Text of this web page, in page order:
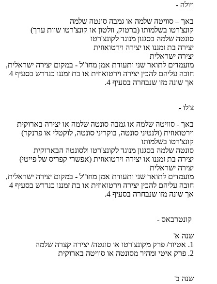
ויולה -
באך – סוויטה שלמה או גמבה סונטה שלמה
קונצ'רטו בשלמותו (ברטוק, וולטון או קונצ'רטו שוות ערך)
סונטה שלמה בסגנון מנוגד לקונצ'רטו
יצירה בת זמננו או יצירה וירטואוזית
יצירה ישראלית
מועמדים לתואר שני ותעודת אמן מחו"ל - במקום יצירה ישראלית,
חובה עליהם להכין יצירה וירטואוזית או בת זמננו כנדרש בסעיף 4
אך שונה מזו שנבחרה בסעיף 4.
צ'לו -
באך - סוויטה שלמה או גמבה סונטה שלמה או יצירה בארוקית
וירטואוזית (ולנטיני סונטה, בוקריני סונטה, לוקטלי או פרנקר)
קונצ'רטו בשלמותו
סונטה שלמה בסגנון מנוגד לקונצ'רטו ולסונטה הבארוקית
יצירה בת זמננו או יצירה וירטואוזית (אפשרי קפריס של פייטי)
יצירה ישראלית
מועמדים לתואר שני ותעודת אמן מחו"ל - במקום יצירה ישראלית,
חובה עליהם להכין יצירה וירטואוזית או בת זמננו כנדרש בסעיף 4
אך שונה מזו שנבחרה בסעיף 4.
קונטרבאס -
שנה א'
1. אטיוד/ פרק מקונצ'רטו או סונטה/ יצירה קצרה שלמה
2. פרק איטי ומהיר מסונטה או סוויטה בארוקית
שנה ב'